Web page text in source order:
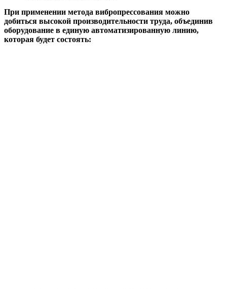
При применении метода вибропрессования можно
добиться высокой производительности труда, объединив
оборудование в единую автоматизированную линию,
которая будет состоять: